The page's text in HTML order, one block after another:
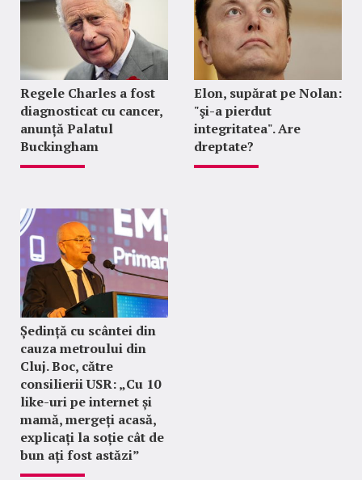
Regele Charles a fost
diagnosticat cu cancer,
anunță Palatul
Buckingham
Elon, supărat pe Nolan:
"şi-a pierdut
integritatea". Are
dreptate?
Ședință cu scântei din
cauza metroului din
Cluj. Boc, către
consilierii USR: „Cu 10
like-uri pe internet și
mamă, mergeți acasă,
explicați la soție cât de
bun ați fost astăzi”